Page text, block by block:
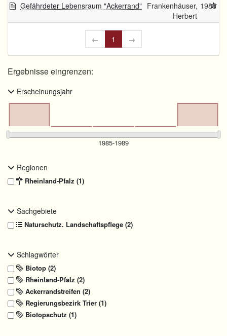
Gefährdeter Lebensraum "Ackerrand" Frankenhäuser,
Herbert
1985
← 1 →
Ergebnisse eingrenzen:
Erscheinungsjahr
Regionen
Rheinland-Pfalz (1)
Sachgebiete
Naturschutz. Landschaftspflege (2)
Schlagwörter
Biotop (2)
Rheinland-Pfalz (2)
Ackerrandstreifen (2)
Regierungsbezirk Trier (1)
Biotopschutz (1)